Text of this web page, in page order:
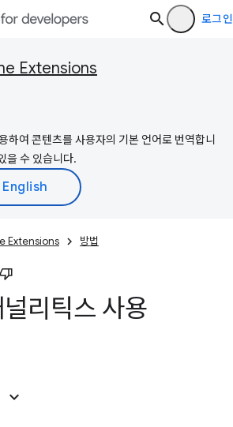
로그인
Extensions
여 콘텐츠를 사용자의 기본 언어로 번역합니
을 수 있습니다.
Extensions 방법
리틱스 사용